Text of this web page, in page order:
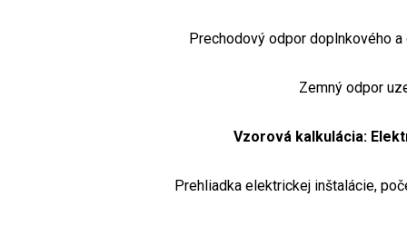
Prechodový odpor doplnkového
Zemný odpor
Vzorová kalkulácia:
Prehliadka elektrickej inštalácie,